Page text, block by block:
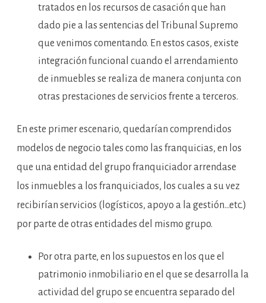
tratados en los recursos de casación que han
dado pie a las sentencias del Tribunal Supremo
que venimos comentando. En estos casos, existe
integración funcional cuando el arrendamiento
de inmuebles se realiza de manera conjunta con
otras prestaciones de servicios frente a terceros.
En este primer escenario, quedarían comprendidos
modelos de negocio tales como las franquicias, en los
que una entidad del grupo franquiciador arrendase
los inmuebles a los franquiciados, los cuales a su vez
recibirían servicios (logísticos, apoyo a la gestión…etc.)
por parte de otras entidades del mismo grupo.
Por otra parte, en los supuestos en los que el
patrimonio inmobiliario en el que se desarrolla la
actividad del grupo se encuentra separado del